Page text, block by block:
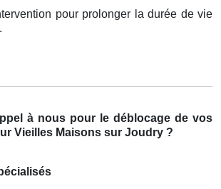
pour prolonger la durée de vie
à nous pour le déblocage de vos
Vieilles Maisons sur Joudry ?